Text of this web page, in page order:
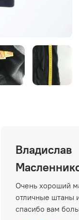
Владислав
Очень хороший
отличные штаны
спасибо вам